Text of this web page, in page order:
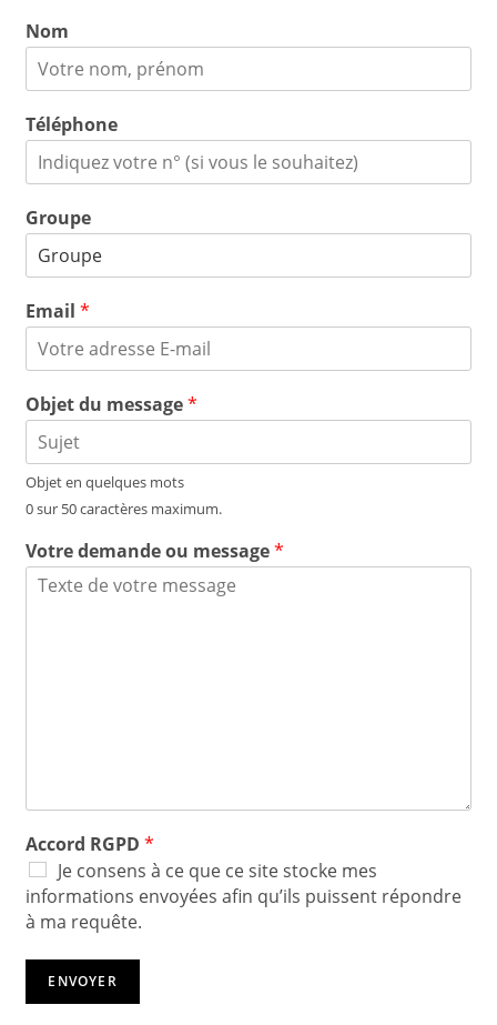
Nom
Téléphone
Groupe
Email*
Objet du message*
Objet en quelques mots
0 sur 50 caractères maximum.
Votre demande ou message*
Accord RGPD*
Je consens à ce que ce site stocke mes
informations envoyées afin qu’ils puissent répondre
à ma requête.
ENVOYER